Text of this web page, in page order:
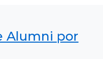
Alumni por